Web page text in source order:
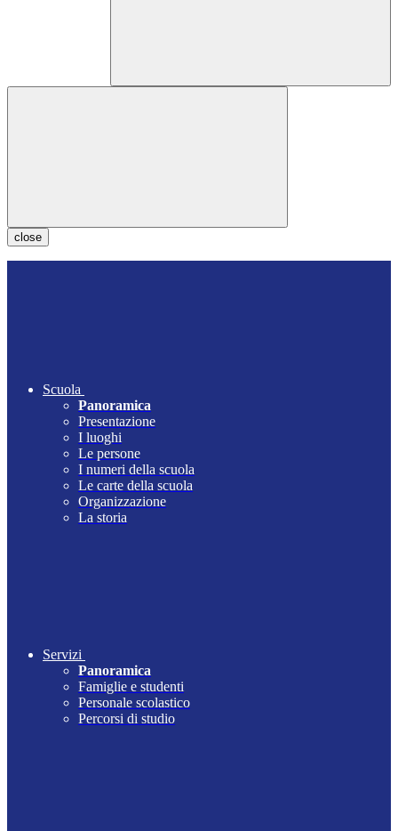
close
Scuola
Panoramica
Presentazione
I luoghi
Le persone
I numeri della scuola
Le carte della scuola
Organizzazione
La storia
Servizi
Panoramica
Famiglie e studenti
Personale scolastico
Percorsi di studio